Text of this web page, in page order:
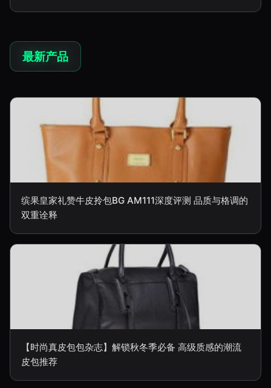
最新产品
缤果皇家礼赞牛皮拎包BG AM111深度评测 品质与格调的
双重诠释
【时尚真皮包包杂志】解锁秋冬季必备 高级质感的潮流
皮包推荐